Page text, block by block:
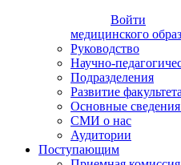
Войти
медицинского
Руководство
Научно-
Подразделения
Развитие факультета
Основные
СМИ о нас
Аудитории
Поступающим